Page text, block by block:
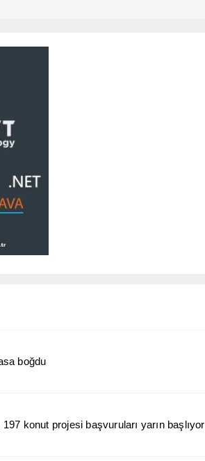
boğdu
197 konut projesi başvuruları yarın başlıyor